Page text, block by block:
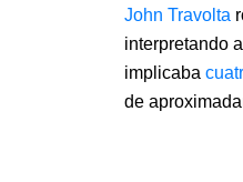
John Travolta
interpretando
implicaba
de